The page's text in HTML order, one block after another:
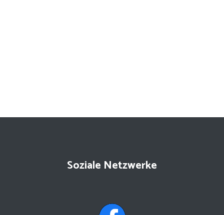
Soziale Netzwerke